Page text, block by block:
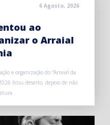
6 Agosto, 2026
ao
o Arraial
e organização do “Arraial da
ficou deserto, depois de não